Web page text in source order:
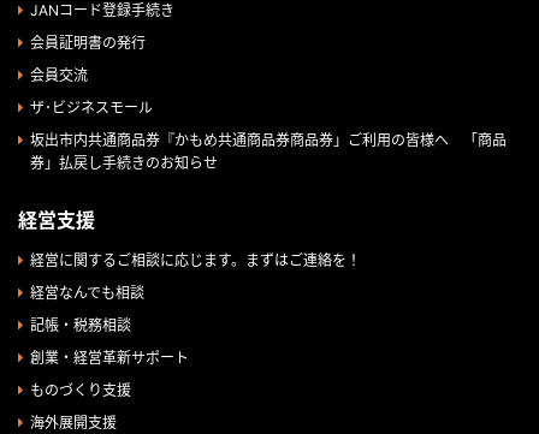
JANコード登録手続き
会員証明書の発行
会員交流
ザ･ビジネスモール
坂出市内共通商品券『かもめ共通商品券商品券」ご利用の皆様へ 「商品
券」払戻し手続きのお知らせ
経営支援
経営に関するご相談に応じます。まずはご連絡を！
経営なんでも相談
記帳・税務相談
創業・経営革新サポート
ものづくり支援
海外展開支援